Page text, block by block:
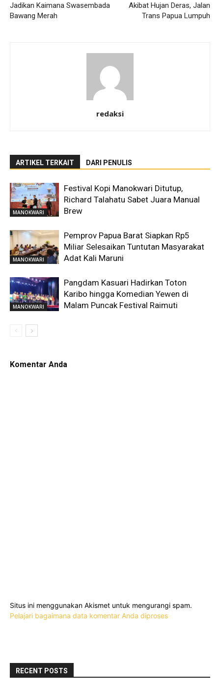
Jadikan Kaimana Swasembada
Bawang Merah
Akibat Hujan Deras, Jalan
Trans Papua Lumpuh
redaksi
ARTIKEL TERKAIT DARI PENULIS
MANOKWARI
Festival Kopi Manokwari Ditutup,
Richard Talahatu Sabet Juara Manual
Brew
MANOKWARI
Pemprov Papua Barat Siapkan Rp5
Miliar Selesaikan Tuntutan Masyarakat
Adat Kali Maruni
MANOKWARI
Pangdam Kasuari Hadirkan Toton
Karibo hingga Komedian Yewen di
Malam Puncak Festival Raimuti
Komentar Anda
Situs ini menggunakan Akismet untuk mengurangi spam.
Pelajari bagaimana data komentar Anda diproses
RECENT POSTS